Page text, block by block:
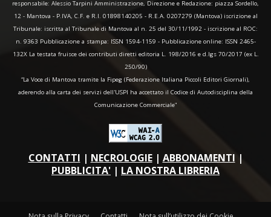
responsabile: Alessio Tarpini Amministrazione, Direzione e Redazione: piazza Sordello,
12 - Mantova - P.IVA, C.F. e R.I. 01898140205 - R.E.A. 0207279 (Mantova) iscrizione al
Tribunale: iscritta al Tribunale di Mantova al n. 25 del 30/11/1992 - iscrizione al ROC:
n. 9363 Pubblicazione a stampa: ISSN 1594-1159 - Pubblicazione online: ISSN 2465-
132X La testata fruisce dei contributi diretti editoria L. 198/2016 e d.lgs 70/2017 (ex L.
250/90)
“La Voce di Mantova tramite la Fipeg (Federazione Italiana Piccoli Editori Giornali),
aderendo alla carta dei servizi dell'USPI ha accettato il Codice di Autodisciplina della
Comunicazione Commerciale"
CONTATTI | NECROLOGIE| ABBONAMENTI |
PUBBLICITA' | LA NOSTRA LIBRERIA